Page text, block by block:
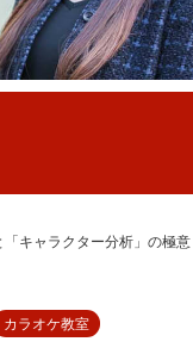
キャラクター分析」の極意
カラオケ教室